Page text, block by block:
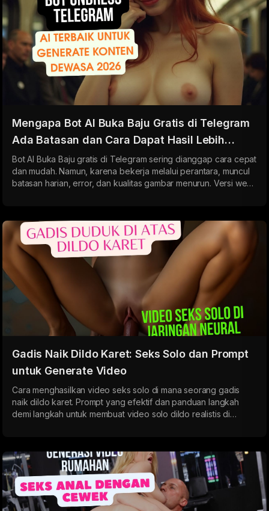
Mengapa Bot AI Buka Baju Gratis di Telegram
Ada Batasan dan Cara Dapat Hasil Lebih
Banyak 2026
Bot AI Buka Baju gratis di Telegram sering dianggap cara cepat
dan mudah. Namun, karena bekerja melalui perantara, muncul
batasan harian, error, dan kualitas gambar menurun. Versi web
Gadis Naik Dildo Karet: Seks Solo dan Prompt
untuk Generate Video
Cara menghasilkan video seks solo di mana seorang gadis
naik dildo karet. Prompt yang efektif dan panduan langkah
demi langkah untuk membuat video solo dildo realistis di